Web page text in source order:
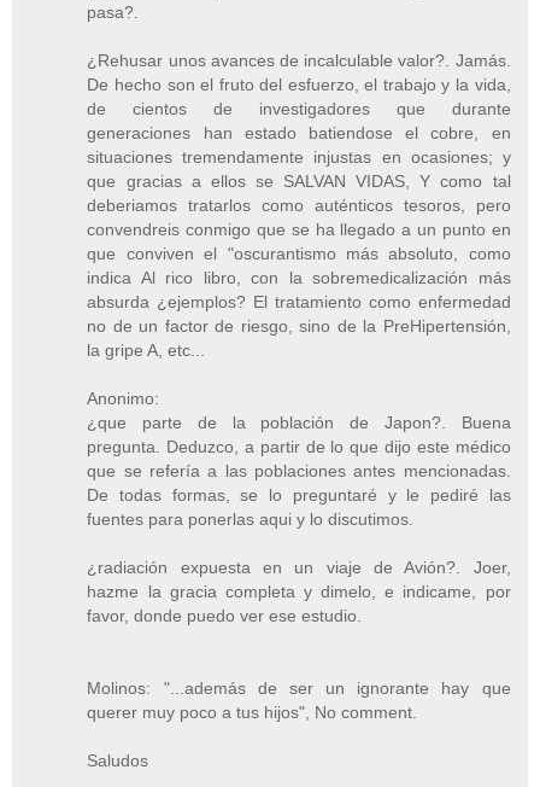
pasa?.
¿Rehusar unos avances de incalculable valor?. Jamás.
De hecho son el fruto del esfuerzo, el trabajo y la vida,
de cientos de investigadores que durante
generaciones han estado batiendose el cobre, en
situaciones tremendamente injustas en ocasiones; y
que gracias a ellos se SALVAN VIDAS, Y como tal
deberiamos tratarlos como auténticos tesoros, pero
convendreis conmigo que se ha llegado a un punto en
que conviven el "oscurantismo más absoluto, como
indica Al rico libro, con la sobremedicalización más
absurda ¿ejemplos? El tratamiento como enfermedad
no de un factor de riesgo, sino de la PreHipertensión,
la gripe A, etc...
Anonimo:
¿que parte de la población de Japon?. Buena
pregunta. Deduzco, a partir de lo que dijo este médico
que se refería a las poblaciones antes mencionadas.
De todas formas, se lo preguntaré y le pediré las
fuentes para ponerlas aqui y lo discutimos.
¿radiación expuesta en un viaje de Avión?. Joer,
hazme la gracia completa y dimelo, e indicame, por
favor, donde puedo ver ese estudio.
Molinos: "...además de ser un ignorante hay que
querer muy poco a tus hijos", No comment.
Saludos